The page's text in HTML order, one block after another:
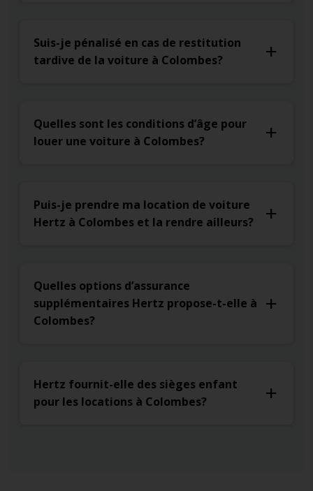
Suis-je pénalisé en cas de restitution
tardive de la voiture à Colombes?
Quelles sont les conditions d’âge pour
louer une voiture à Colombes?
Puis-je prendre ma location de voiture
Hertz à Colombes et la rendre ailleurs?
Quelles options d’assurance
supplémentaires Hertz propose-t-elle à
Colombes?
Hertz fournit-elle des sièges enfant
pour les locations à Colombes?